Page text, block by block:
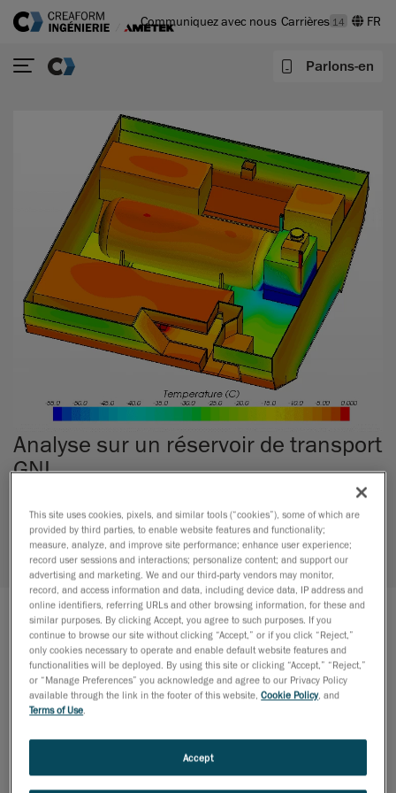
Communiquez avec nous Carrières 14
Parlons-en
Analyse sur un réservoir de transport
GNL
INDUSTRIE: Transports
EXPERTISES: Ingénierie mécanique / Simulation CFD
LE PROJET
Davie, un grand joueur de l’industrie maritime et de la
construction de navires au Canada, s’est associé à
Creaform pour analyser de façon préventive la
possibilité de fuites de GNL dans le réservoir d’un
This site uses cookies, pixels, and similar tools (“cookies”), some of which are
provided by third parties, to enable website features and functionality;
measure, analyze, and improve site performance; enhance user experience;
record user sessions and interactions; personalize content; and support our
advertising and marketing. We and our third-party vendors may monitor,
record, and access information and data, including device data, IP address and
online identifiers, referring URLs and other browsing information, for these and
similar purposes. By clicking Accept, you agree to such purposes. If you
continue to browse our site without clicking “Accept,” or if you click “Reject,”
only cookies necessary to operate and enable default website features and
functionalities will be deployed. By using this site or clicking “Accept,” “Reject,”
or “Manage Preferences” you acknowledge and agree to our Privacy Policy
available through the link in the footer of this website,Cookie Policy, and
Terms of Use.
Accept